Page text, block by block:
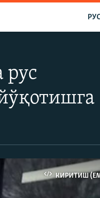
РУС
рус
КИРИТИШ